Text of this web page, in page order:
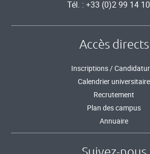
Tél. : +33 (0)2 99 14
Accès directs
Inscriptions /
Calendrier universitaire
Recrutement
Plan des campus
Annuaire